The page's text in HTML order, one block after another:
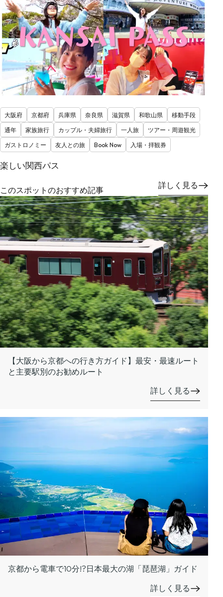
大阪府 京都府 兵庫県 奈良県 滋賀県 和歌山県
移動手段
通年
家族旅行 カップル・夫婦旅行 一人旅
ツアー・周遊観光
ガストロノミー
友人との旅 Book Now 入場・拝観券
楽しい関西パス
詳しく見る
このスポットのおすすめ記事
【大阪から京都への行き方ガイド】最安・最速ルート
と主要駅別のお勧めルート
詳しく見る
京都から電車で10分!?日本最大の湖「琵琶湖」ガイド
詳しく見る